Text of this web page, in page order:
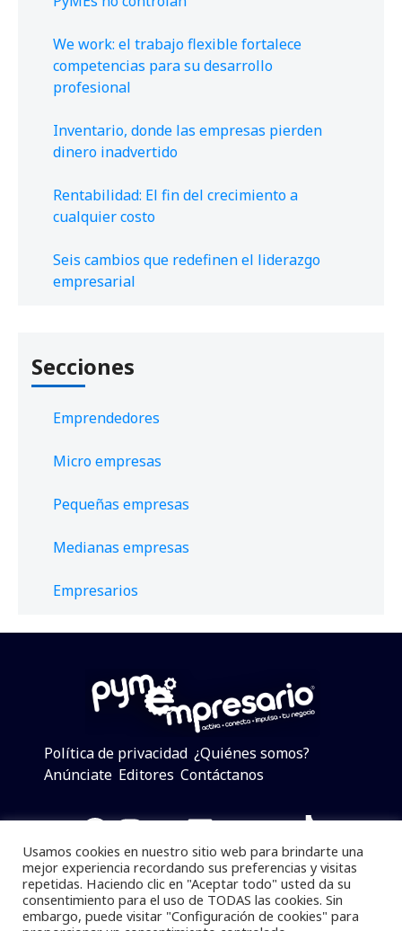
We work: el trabajo flexible fortalece
competencias para su desarrollo
profesional
Inventario, donde las empresas pierden
dinero inadvertido
Rentabilidad: El fin del crecimiento a
cualquier costo
Seis cambios que redefinen el liderazgo
empresarial
Secciones
Emprendedores
Micro empresas
Pequeñas empresas
Medianas empresas
Empresarios
Política de privacidad ¿Quiénes somos?
Anúnciate Editores Contáctanos
Facebook
Instagram
Twitter
LinkedIn
Telegram
YouTube
TikTok
Pymempresario © 2025 Todos los derechos reservados.
Usamos cookies en nuestro sitio web para brindarte una
mejor experiencia recordando sus preferencias y visitas
repetidas. Haciendo clic en "Aceptar todo" usted da su
consentimiento para el uso de TODAS las cookies. Sin
embargo, puede visitar "Configuración de cookies" para